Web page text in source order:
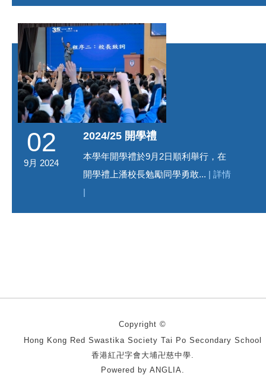
02
9月 2024
2024/25 開學禮
本學年開學禮於9月2日順利舉行，在
開學禮上潘校長勉勵同學勇敢... | 詳情
|
Copyright ©
Hong Kong Red Swastika Society Tai Po Secondary School
香港紅卍字會大埔卍慈中學.
Powered by ANGLIA.